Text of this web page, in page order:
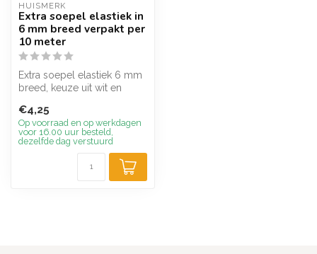
HUISMERK
Extra soepel elastiek in
6 mm breed verpakt per
10 meter
Extra soepel elastiek 6 mm
breed, keuze uit wit en
€4,25
Op voorraad en op werkdagen
voor 16.00 uur besteld,
dezelfde dag verstuurd